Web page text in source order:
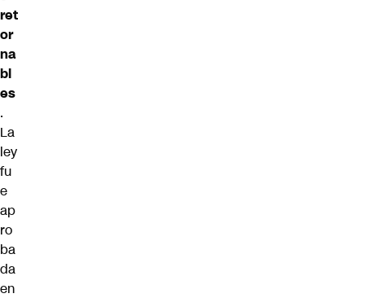
ret
or
na
bl
es
.
La
ley
fu
e
ap
ro
ba
da
en